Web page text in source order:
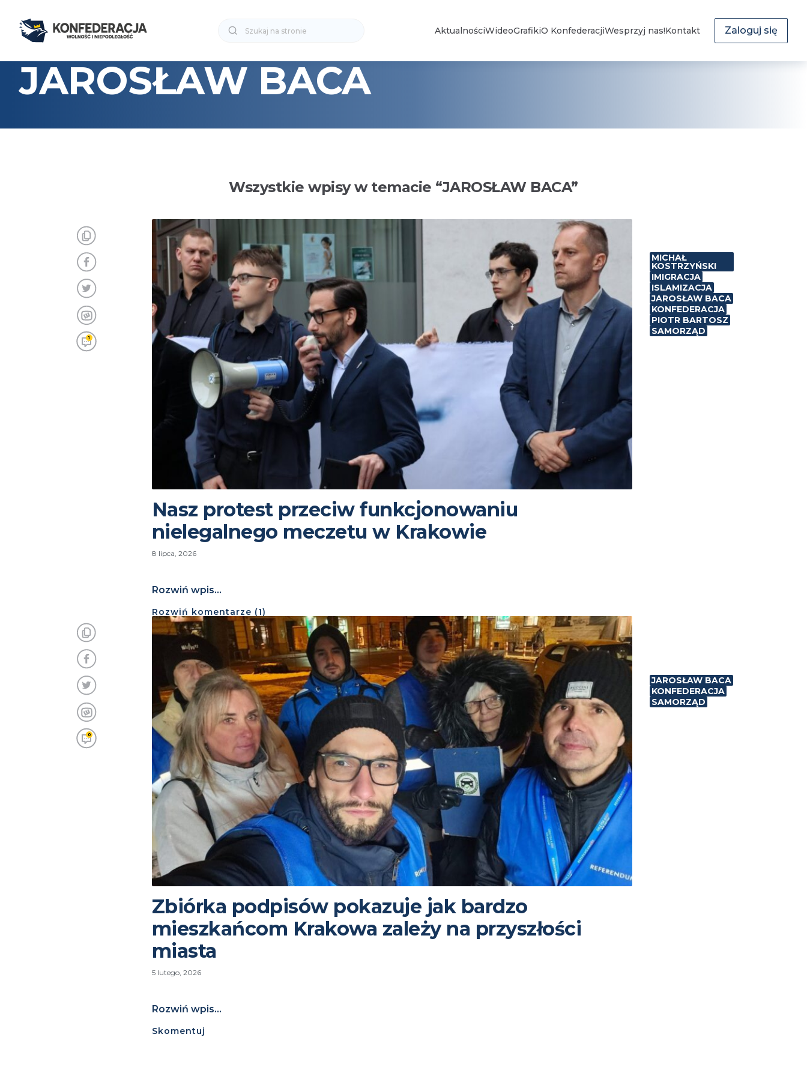
for:
AktualnościWideoGrafikiO KonfederacjiWesprzyj nas!Kontakt Zaloguj się
JAROSŁAW BACA
Wszystkie wpisy w temacie “JAROSŁAW BACA”
Nasz protest przeciw funkcjonowaniu
nielegalnego meczetu w Krakowie
8 lipca, 2026
Rozwiń wpis...
Rozwiń komentarze (1)
1
MICHAŁ
KOSTRZYŃSKI
IMIGRACJA
ISLAMIZACJA
JAROSŁAW BACA
KONFEDERACJA
PIOTR BARTOSZ
SAMORZĄD
Zbiórka podpisów pokazuje jak bardzo
mieszkańcom Krakowa zależy na przyszłości
miasta
5 lutego, 2026
Rozwiń wpis...
Skomentuj
0
JAROSŁAW BACA
KONFEDERACJA
SAMORZĄD